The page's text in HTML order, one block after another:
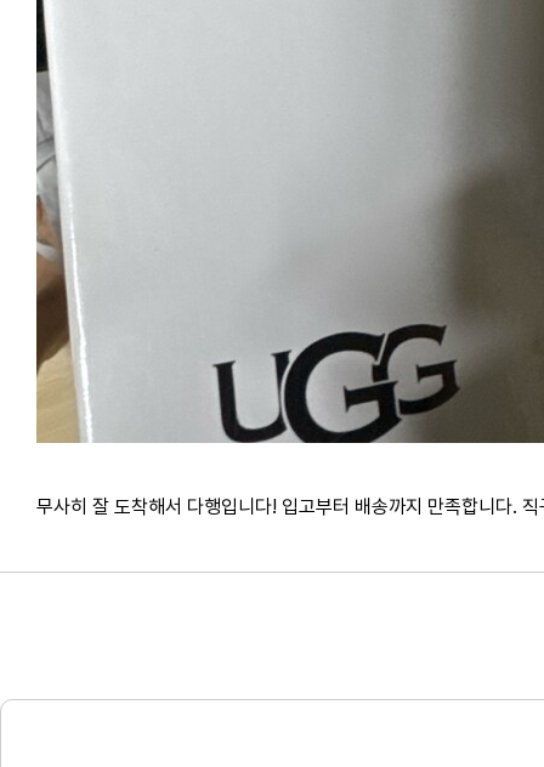
무사히 잘 도착해서 다행입니다! 입고부터 배송까지 만족합니다.